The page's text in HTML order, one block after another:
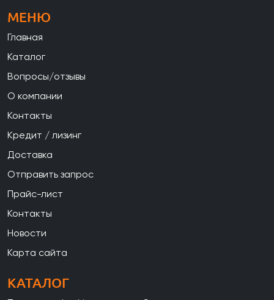
МЕНЮ
Главная
Каталог
Вопросы/отзывы
О компании
Контакты
Кредит / лизинг
Доставка
Отправить запрос
Прайс-лист
Контакты
Новости
Карта сайта
КАТАЛОГ